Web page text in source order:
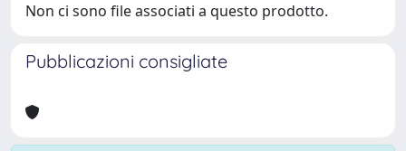
Non ci sono file associati a questo prodotto.
Pubblicazioni consigliate